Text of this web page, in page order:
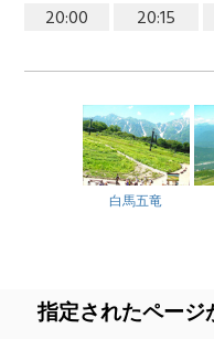
20:00
20:15
白馬五竜